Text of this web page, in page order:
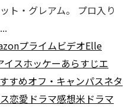
ト・グレアム。 プロ入り
プライムビデオElle
イスホッケーあらすじエ
すめオフ・キャンパスネタ
恋愛ドラマ感想米ドラマ